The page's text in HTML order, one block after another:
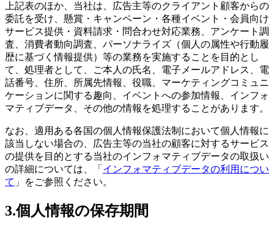
上記表のほか、当社は、広告主等のクライアント顧客からの
委託を受け、懸賞・キャンペーン・各種イベント・会員向け
サービス提供・資料請求・問合わせ対応業務、アンケート調
査、消費者動向調査、パーソナライズ（個人の属性や行動履
歴に基づく情報提供）等の業務を実施することを目的とし
て、処理者として、ご本人の氏名、電子メールアドレス、電
話番号、住所、所属先情報、役職、マーケティングコミュニ
ケーションに関する趣向、イベントへの参加情報、インフォ
マティブデータ、その他の情報を処理することがあります。
なお、適用ある各国の個人情報保護法制において個人情報に
該当しない場合の、広告主等の当社の顧客に対するサービス
の提供を目的とする当社のインフォマティブデータの取扱い
の詳細については、「 インフォマティブデータの利用につい
て 」をご参照ください。
3.個人情報の保存期間